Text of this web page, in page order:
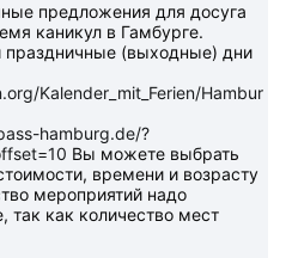
предложения для досуга
каникул в Гамбурге.
(выходные) дни
Kalender_mit_Ferien/Hambur
hamburg.de/?
Вы можете выбрать
времени и возрасту
мероприятий надо
так как количество мест